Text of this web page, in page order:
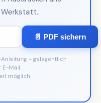
Werkstatt.
📄 PDF sichern
+ gelegentlich
E-Mail.
möglich.